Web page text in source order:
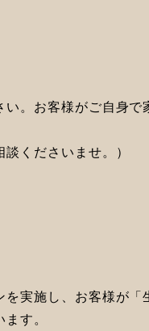
。お客様がご自身
くださいませ。）
実施し、お客様が
す。